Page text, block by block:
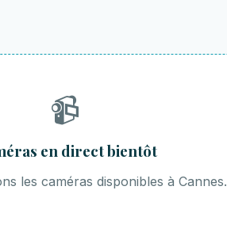
📹
en direct bientôt
les caméras disponibles à Cannes.